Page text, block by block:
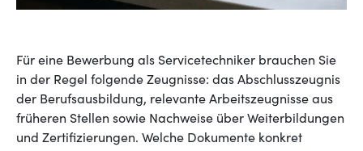
Für eine Bewerbung als Servicetechniker brauchen Sie
in der Regel folgende Zeugnisse: das Abschlusszeugnis
der Berufsausbildung, relevante Arbeitszeugnisse aus
früheren Stellen sowie Nachweise über Weiterbildungen
und Zertifizierungen. Welche Dokumente konkret